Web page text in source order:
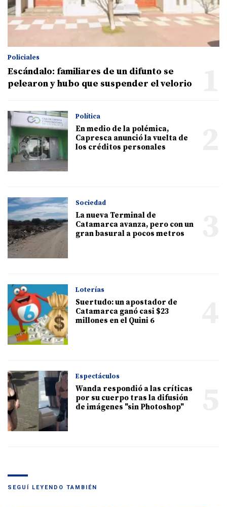
Policiales
Escándalo: familiares de un difunto se
pelearon y hubo que suspender el velorio
Política
En medio de la polémica,
Capresca anunció la vuelta de
los créditos personales
Sociedad
La nueva Terminal de
Catamarca avanza, pero con un
gran basural a pocos metros
Loterías
Suertudo: un apostador de
Catamarca ganó casi $23
millones en el Quini 6
Espectáculos
Wanda respondió a las críticas
por su cuerpo tras la difusión
de imágenes "sin Photoshop"
SEGUÍ LEYENDO TAMBIÉN